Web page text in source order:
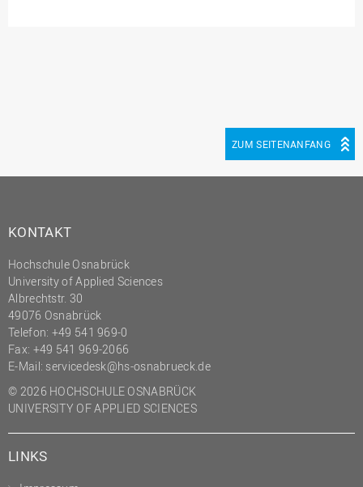
Studium und Lehre
Transfer- und
Innovationsmanagement
ZUM SEITENANFANG
KONTAKT
Hochschule Osnabrück
University of Applied Sciences
Albrechtstr. 30
49076 Osnabrück
Telefon: +49 541 969-0
Fax: +49 541 969-2066
E-Mail: servicedesk@hs-osnabrueck.de
© 2026 HOCHSCHULE OSNABRÜCK
UNIVERSITY OF APPLIED SCIENCES
LINKS